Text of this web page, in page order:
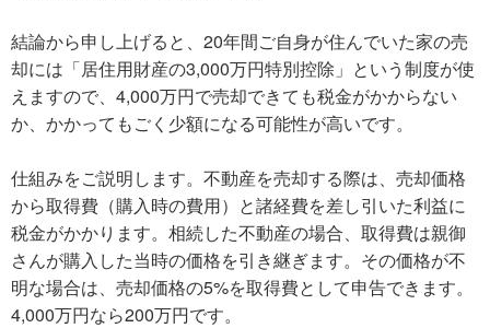
結論から申し上げると、20年間ご自身が住んでいた家の売
却には「居住用財産の3,000万円特別控除」という制度が使
えますので、4,000万円で売却できても税金がかからない
か、かかってもごく少額になる可能性が高いです。
仕組みをご説明します。不動産を売却する際は、売却価格
から取得費（購入時の費用）と諸経費を差し引いた利益に
税金がかかります。相続した不動産の場合、取得費は親御
さんが購入した当時の価格を引き継ぎます。その価格が不
明な場合は、売却価格の5%を取得費として申告できます。
4,000万円なら200万円です。